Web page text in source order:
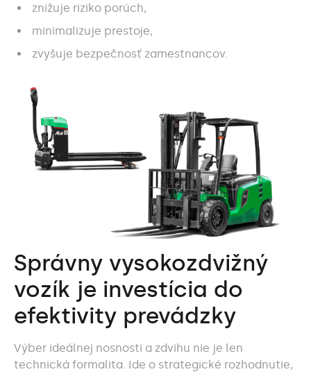
znižuje riziko porúch,
minimalizuje prestoje,
zvyšuje bezpečnosť zamestnancov.
Správny vysokozdvižný
vozík je investícia do
efektivity prevádzky
Výber ideálnej nosnosti a zdvihu nie je len
technická formalita. Ide o strategické rozhodnutie,